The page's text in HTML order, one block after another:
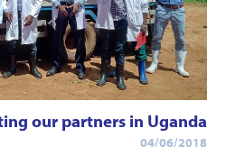
our partners in Uganda.
04/06/2018